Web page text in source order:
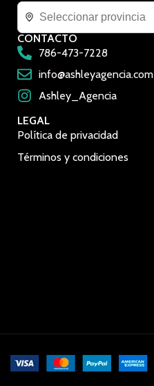
CONTACTO
786-473-7228
info@ashleyagencia.com
Ashley_Agencia
LEGAL
Política de privacidad
Términos y condiciones